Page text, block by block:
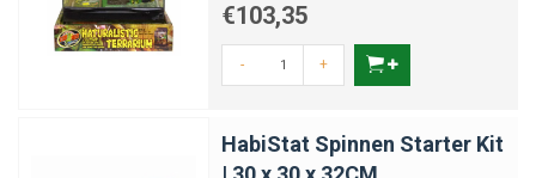
€103,35
- +
HabiStat Spinnen Starter Kit